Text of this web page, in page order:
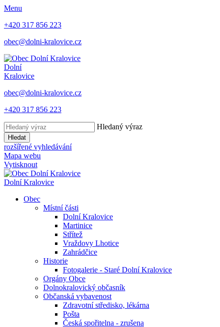
Menu
+420 317 856 223
obec@dolni-kralovice.cz
Dolní
Kralovice
obec@dolni-kralovice.cz
+420 317 856 223
Hledaný výraz
Hledat
rozšířené vyhledávání
Mapa webu
Vytisknout
Dolní Kralovice
Obec
Místní části
Dolní Kralovice
Martinice
Střítež
Vraždovy Lhotice
Zahrádčice
Historie
Fotogalerie - Staré Dolní Kralovice
Orgány Obce
Dolnokralovický občasník
Občanská vybavenost
Zdravotní středisko, lékárna
Pošta
Česká spořitelna - zrušena